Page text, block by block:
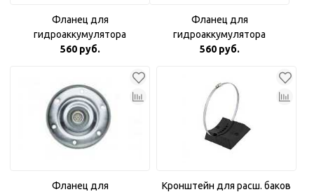
Фланец для
гидроаккумулятора
оцинкованный 3/4"
560 руб.
Фланец для
гидроаккумулятора
оцинкованный с пластиковой
560 руб.
Фланец для
Кронштейн для расш. баков